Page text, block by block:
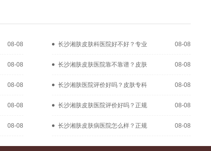
08-08 长沙湘肤皮肤科医院好不好？专业 08-08
08-08 长沙湘肤皮肤医院靠不靠谱？皮肤 08-08
08-08 长沙湘肤医院评价好吗？皮肤专科 08-08
08-08 长沙湘肤皮肤医院评价好吗？正规 08-08
08-08 长沙湘肤皮肤病医院怎么样？正规 08-08